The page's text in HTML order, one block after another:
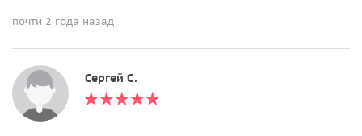
почти 2 года назад
Сергей С.